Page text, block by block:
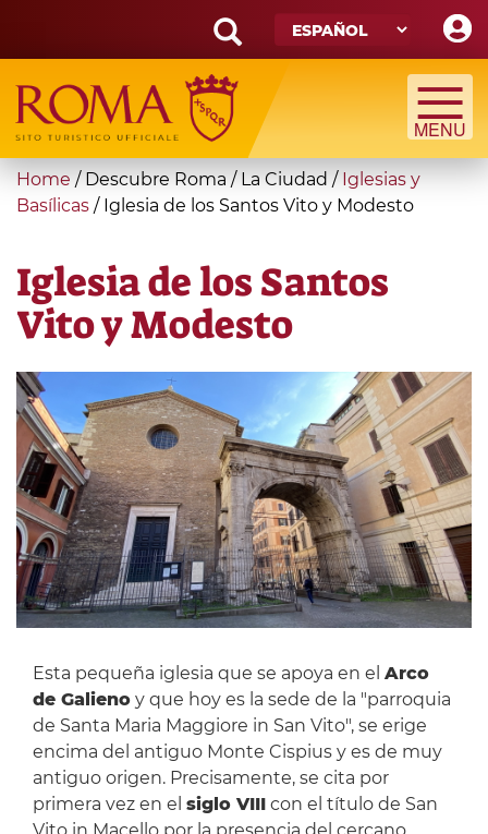
main
content
Search
form
Búsqueda
You
are
Home / Descubre Roma / La Ciudad / Iglesias y
Basílicas / Iglesia de los Santos Vito y Modesto
Iglesia de los Santos
Vito y Modesto
Esta pequeña iglesia que se apoya en el Arco
de Galienoy que hoy es la sede de la "parroquia
de Santa Maria Maggiore in San Vito", se erige
encima del antiguo Monte Cispius y es de muy
antiguo origen. Precisamente, se cita por
primera vez en el siglo VIIIcon el título de San